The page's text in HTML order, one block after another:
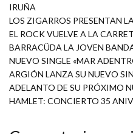
IRUÑA
LOS ZIGARROS PRESENTAN
EL ROCK VUELVE A LA
BARRACÜDA LA JOVEN
NUEVO SINGLE «MAR
ARGIÓN LANZA SU NUEVO
ADELANTO DE SU PRÓXIMO
HAMLET: CONCIERTO 35